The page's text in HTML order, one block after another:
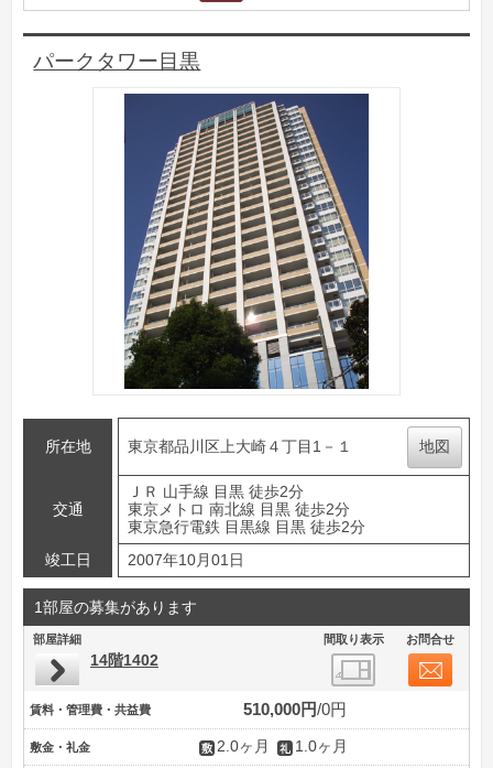
パークタワー目黒
所在地 東京都品川区上大崎４丁目1－１ 地図
交通
ＪＲ 山手線 目黒 徒歩2分
東京メトロ 南北線 目黒 徒歩2分
東京急行電鉄 目黒線 目黒 徒歩2分
竣工日
2007年10月01日
1部屋の募集があります
部屋詳細 間取り表示 お問合せ
14階1402
賃料・管理費・共益費 510,000円 0円
敷金・礼金 2.0ヶ月 1.0ヶ月